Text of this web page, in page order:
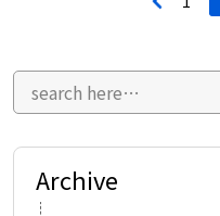
ー
ョ
Archive